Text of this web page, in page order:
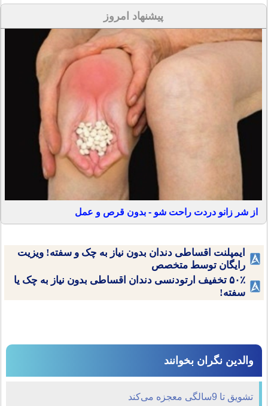
پیشنهاد امروز
از شر زانو دردت راحت شو - بدون قرص و عمل
ایمپلنت اقساطی دندان بدون نیاز به چک و سفته! ویزیت
رایگان توسط متخصص
۵۰٪ تخفیف ارتودنسی دندان اقساطی بدون نیاز به چک یا
سفته!
والدین نگران بخوانند
تشویق تا 9سالگی معجزه می‌کند